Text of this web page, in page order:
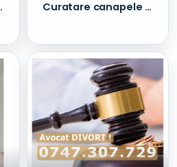
Curatare canapele Bucuresti. Curatare profesionala